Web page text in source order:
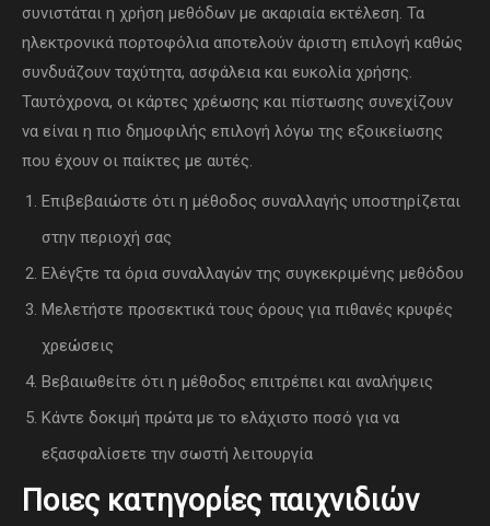
συνιστάται η χρήση μεθόδων με ακαριαία εκτέλεση. Τα
ηλεκτρονικά πορτοφόλια αποτελούν άριστη επιλογή καθώς
συνδυάζουν ταχύτητα, ασφάλεια και ευκολία χρήσης.
Ταυτόχρονα, οι κάρτες χρέωσης και πίστωσης συνεχίζουν
να είναι η πιο δημοφιλής επιλογή λόγω της εξοικείωσης
που έχουν οι παίκτες με αυτές.
Επιβεβαιώστε ότι η μέθοδος συναλλαγής υποστηρίζεται
στην περιοχή σας
Ελέγξτε τα όρια συναλλαγών της συγκεκριμένης μεθόδου
Μελετήστε προσεκτικά τους όρους για πιθανές κρυφές
χρεώσεις
Βεβαιωθείτε ότι η μέθοδος επιτρέπει και αναλήψεις
Κάντε δοκιμή πρώτα με το ελάχιστο ποσό για να
εξασφαλίσετε την σωστή λειτουργία
Ποιες κατηγορίες παιχνιδιών